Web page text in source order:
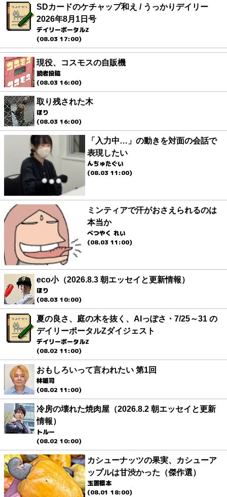
SDカードのケチャップ和え / うっかりデイリー
2026年8月1日号
デイリーポータルZ
(08.03 17:00)
現役、コスモスの自販機
読者投稿
(08.03 16:00)
取り残された木
ほり
(08.03 16:00)
「入力中…」の動きを対面の会話で
表現したい
んちゅたぐい
(08.03 11:00)
ミンティアで汗がおさえられるのは
本当か
べつやく れい
(08.03 11:00)
eco小（2026.8.3 朝エッセイと更新情報）
ほり
(08.03 10:00)
夏の良さ、庭の木を抜く、AIっぽさ・7/25～31 の
デイリーポータルZダイジェスト
デイリーポータルZ
(08.02 11:00)
おもしろいって言われたい 第1回
林雄司
(08.02 11:00)
冷房の壊れた焼肉屋（2026.8.2 朝エッセイと更新
情報）
トルー
(08.02 10:00)
カシューナッツの果実、カシューア
ップルは甘渋かった（傑作選）
玉置標本
(08.01 18:00)